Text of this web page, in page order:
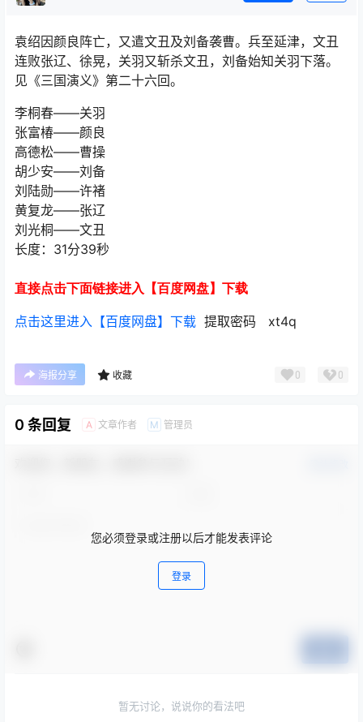
袁绍因颜良阵亡，又遣文丑及刘备袭曹。兵至延津，文丑
连败张辽、徐晃，关羽又斩杀文丑，刘备始知关羽下落。
见《三国演义》第二十六回。
李桐春——关羽
张富椿——颜良
高德松——曹操
胡少安——刘备
刘陆勋——许褚
黄复龙——张辽
刘光桐——文丑
长度：31分39秒
直接点击下面链接进入【百度网盘】下载
点击这里进入【百度网盘】下载 提取密码 xt4q
海报分享 收藏 0 0
0 条回复 A 文章作者 M 管理员
您必须登录或注册以后才能发表评论
登录
暂无讨论，说说你的看法吧